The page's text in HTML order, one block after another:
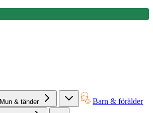
Mun & tänder Barn & förälder